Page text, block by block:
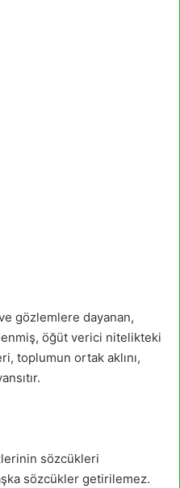
gözlemlere dayanan,
öğüt verici nitelikteki
toplumun ortak aklını,
sözcükleri
sözcükler getirilemez.